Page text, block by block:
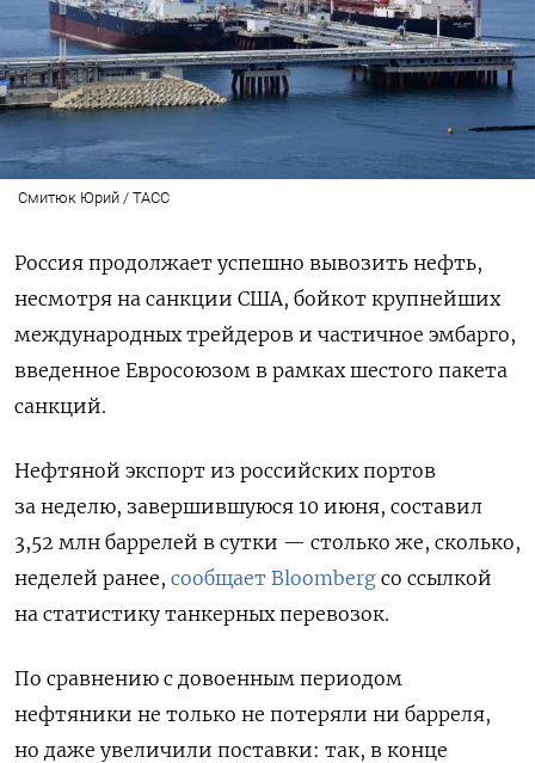
Смитюк Юрий / ТАСС
Россия продолжает успешно вывозить нефть,
несмотря на санкции США, бойкот крупнейших
международных трейдеров и частичное эмбарго,
введенное Евросоюзом в рамках шестого пакета
санкций.
Нефтяной экспорт из российских портов
за неделю, завершившуюся 10 июня, составил
3,52 млн баррелей в сутки — столько же, сколько,
неделей ранее, сообщает Bloomberg со ссылкой
на статистику танкерных перевозок.
По сравнению с довоенным периодом
нефтяники не только не потеряли ни барреля,
но даже увеличили поставки: так, в конце